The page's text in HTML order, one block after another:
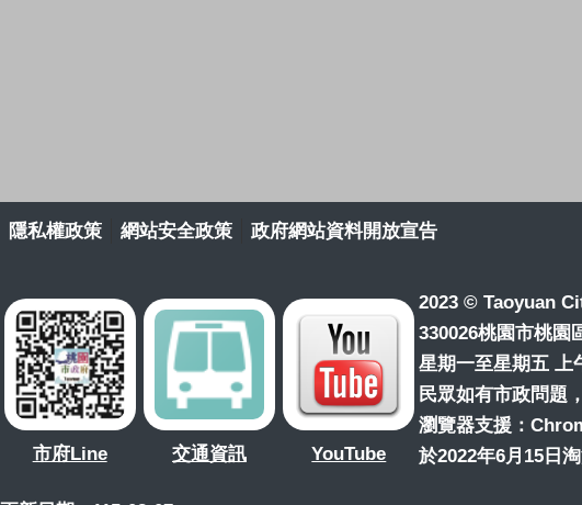
隱私權政策 網站安全政策 政府網站資料開放宣告
市府Line 交通資訊 YouTube
2023 © Taoyuan
330026桃園市桃園
星期一至星期五 上
民眾如有市政問題
瀏覽器支援：
於2022年6月15日